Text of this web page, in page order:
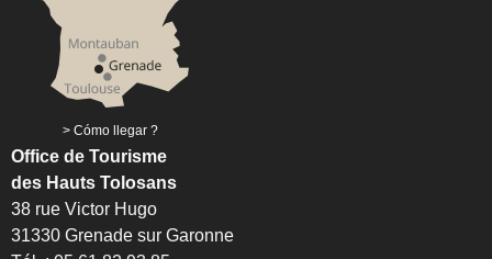
Cómo llegar ?
Office de Tourisme
des Hauts Tolosans
38 rue Victor Hugo
31330 Grenade sur Garonne